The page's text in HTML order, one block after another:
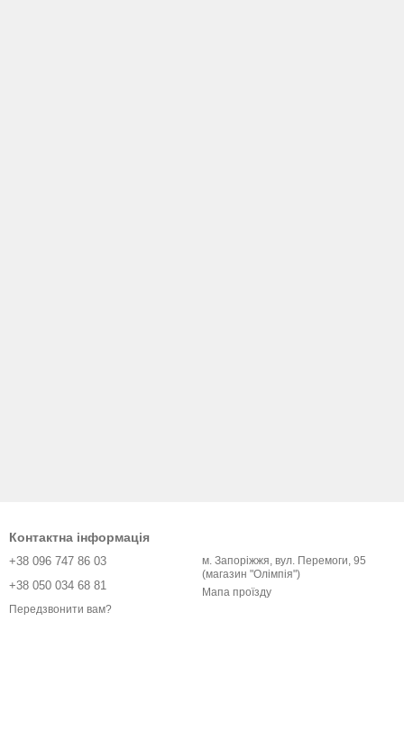
Контактна інформація
+38 096 747 86 03
+38 050 034 68 81
Передзвонити вам?
м. Запоріжжя, вул. Перемоги, 95
(магазин "Олімпія")
Мапа проїзду